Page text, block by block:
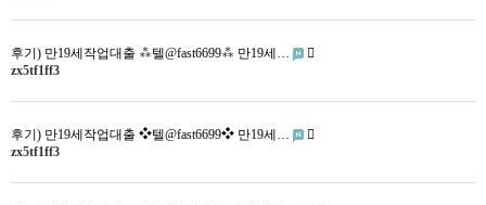
후기) 만19세작업대출 ⁂텔@fast6699⁂ 만19세…
zx5tf1ff3
후기) 만19세작업대출 ❖텔@fast6699❖ 만19세…
zx5tf1ff3